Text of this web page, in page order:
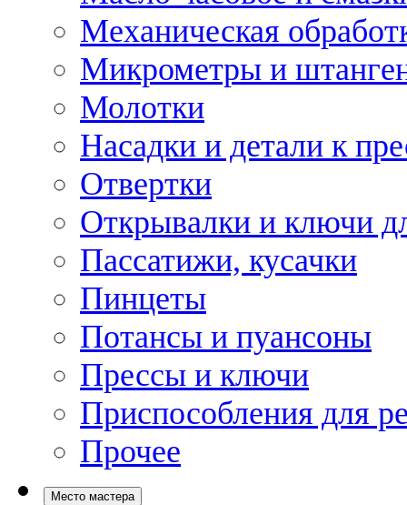
Механическая
Микрометры и
Молотки
Насадки и детали к
Отвертки
Открывалки и ключи
Пассатижи, кусачки
Пинцеты
Потансы и пуансоны
Прессы и ключи
Приспособления для
Прочее
Место мастера